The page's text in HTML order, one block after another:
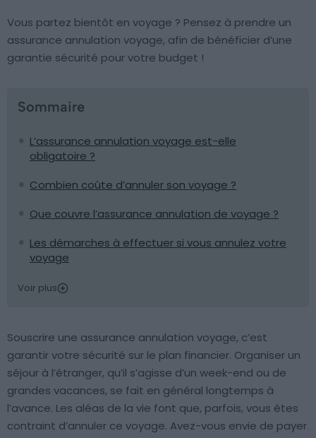
Vous partez bientôt en voyage ? Pensez à prendre un
assurance annulation voyage, afin de bénéficier d’une
garantie sécurité pour votre budget !
Sommaire
L’assurance annulation voyage est-elle
obligatoire ?
Combien coûte d’annuler son voyage ?
Que couvre l’assurance annulation de voyage ?
Les démarches à effectuer si vous annulez votre
voyage
Voir plus
Souscrire une assurance annulation voyage, c’est
garantir votre sécurité sur le plan financier. Organiser un
séjour à l’étranger, qu’il s’agisse d’un week-end ou de
grandes vacances, se fait en général longtemps à
l’avance. Les aléas de la vie font que, parfois, vous êtes
contraint d’annuler ce voyage. Avez-vous envie de payer